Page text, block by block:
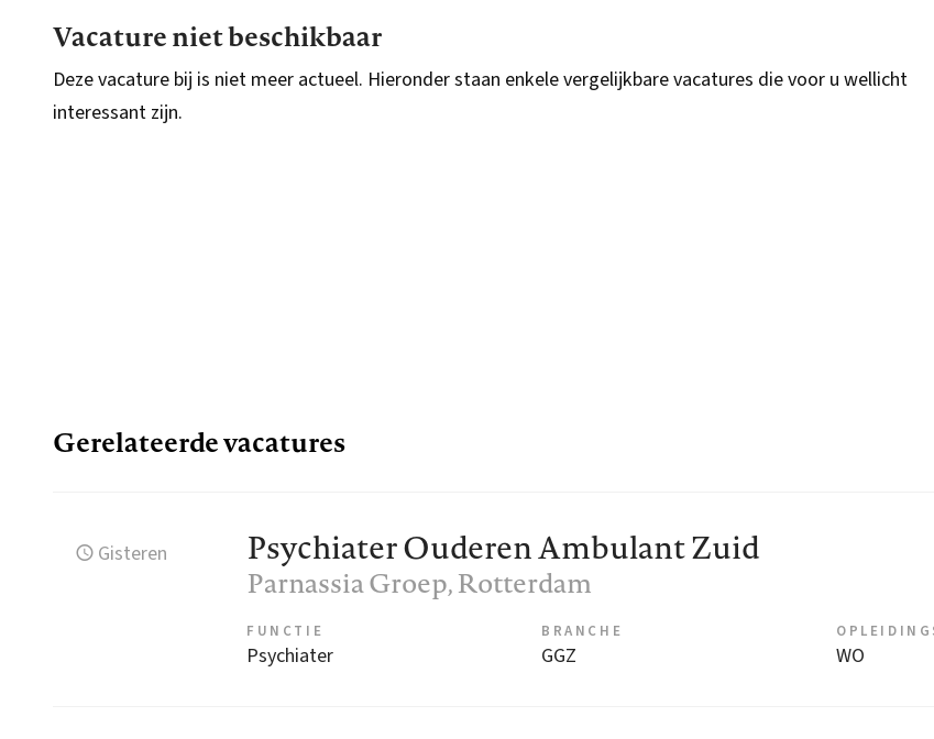
Vacature niet beschikbaar
Deze vacature bij is niet meer actueel. Hieronder staan enkele vergelijkbare vacatures die voor u wellicht
interessant zijn.
Gerelateerde vacatures
Gisteren Psychiater Ouderen Ambulant Zuid
Parnassia Groep, Rotterdam
FUNCTIE
Psychiater
BRANCHE
GGZ WO